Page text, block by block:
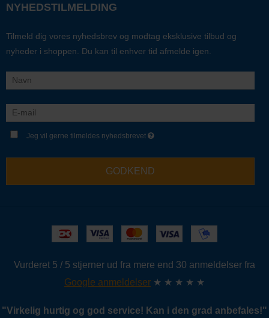
NYHEDSTILMELDING
Tilmeld dig vores nyhedsbrev og modtag eksklusive tilbud og
nyheder i shoppen. Du kan til enhver tid afmelde igen.
Jeg vil gerne tilmeldes nyhedsbrevet
GODKEND
Vurderet 5 / 5 stjerner ud fra mere end 30 anmeldelser fra
Google anmeldelser ★ ★ ★ ★ ★
"Virkelig hurtig og god service! Kan i den grad anbefales!"